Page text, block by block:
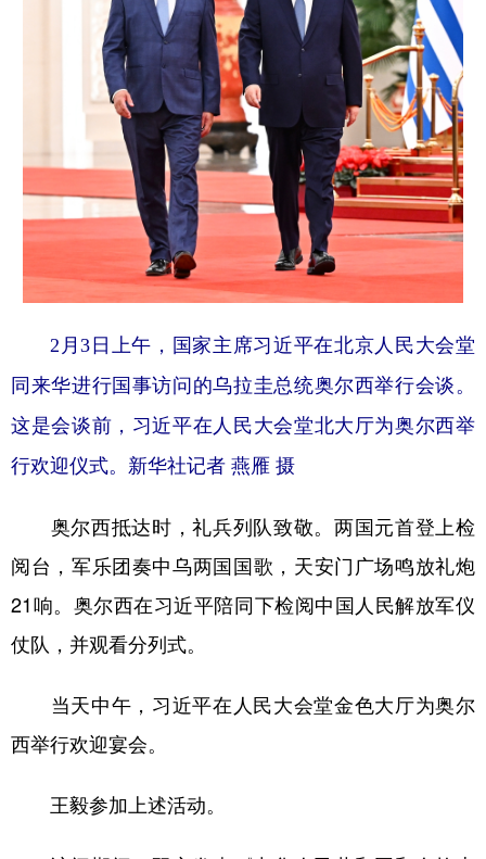
2月3日上午，国家主席习近平在北京人民大会堂
同来华进行国事访问的乌拉圭总统奥尔西举行会谈。
这是会谈前，习近平在人民大会堂北大厅为奥尔西举
行欢迎仪式。 新华社记者 燕雁 摄
奥尔西抵达时，礼兵列队致敬。两国元首登上检
阅台，军乐团奏中乌两国国歌，天安门广场鸣放礼炮
21响。奥尔西在习近平陪同下检阅中国人民解放军仪
仗队，并观看分列式。
当天中午，习近平在人民大会堂金色大厅为奥尔
西举行欢迎宴会。
王毅参加上述活动。